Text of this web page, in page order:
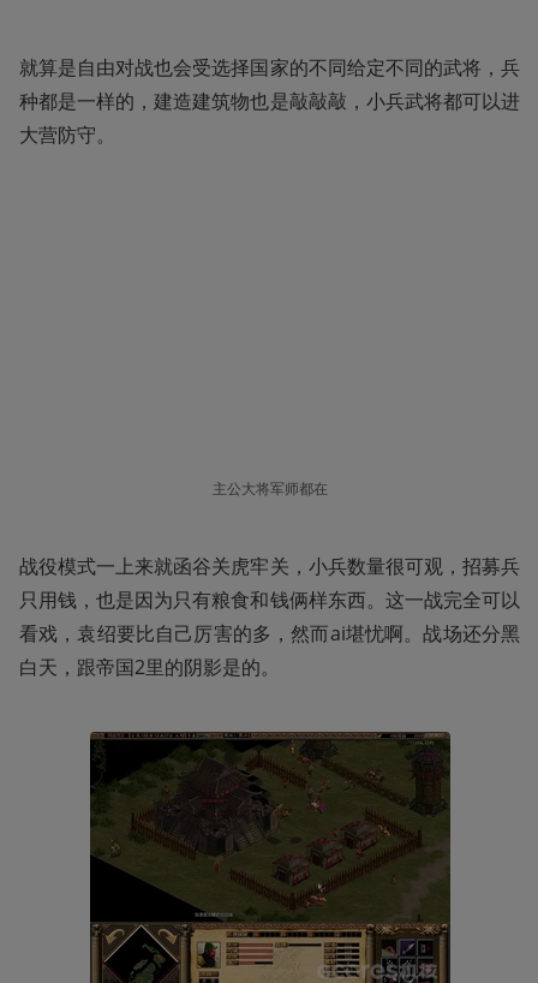
就算是自由对战也会受选择国家的不同给定不同的武将，兵
种都是一样的，建造建筑物也是敲敲敲，小兵武将都可以进
大营防守。
主公大将军师都在
战役模式一上来就函谷关虎牢关，小兵数量很可观，招募兵
只用钱，也是因为只有粮食和钱俩样东西。这一战完全可以
看戏，袁绍要比自己厉害的多，然而ai堪忧啊。战场还分黑
白天，跟帝国2里的阴影是的。